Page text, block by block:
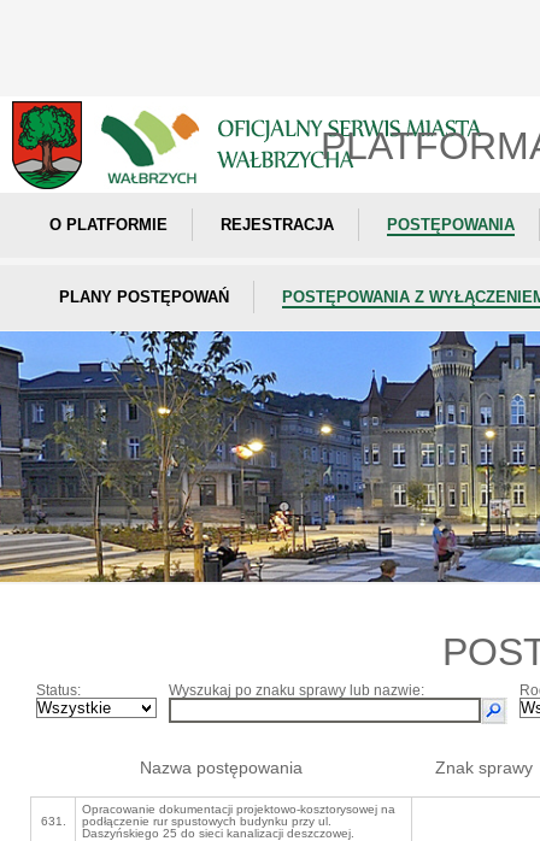
O PLATFORMIE REJESTRACJA POSTĘPOWANIA
PLANY POSTĘPOWAŃ POSTĘPOWANIA Z
Status: Wyszukaj po znaku sprawy lub nazwie:
Nazwa postępowania Znak sprawy
631.
Opracowanie dokumentacji projektowo-kosztorysowej na
podłączenie rur spustowych budynku przy ul.
Daszyńskiego 25 do sieci kanalizacji deszczowej.